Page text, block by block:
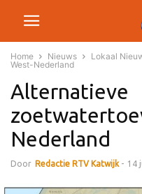
Home Nieuws Lokaal
West-Nederland
Alternatieve
Nederland
Door Redactie RTV Katwijk - 14